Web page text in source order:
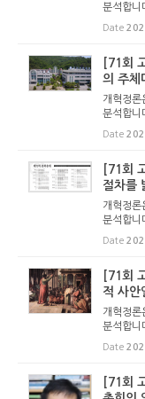
분석합니
마찬가
를 조망
Date
[71회
의 주체
개혁정론
분석합니
마찬가
를 조망
Date
[71회
절차를
개혁정론
분석합니
마찬가
를 조망
Date
[71회
적 사안
개혁정론
분석합니
마찬가
를 조망
Date
[71회